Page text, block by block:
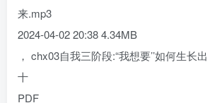
来.mp3
2024-04-02 20:38 4.34MB
， chx03自我三阶段:“我想要’’如何生长出
十
PDF